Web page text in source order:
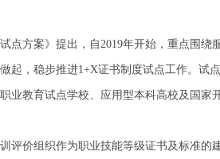
方案》提出，自2019年开始，重点围绕
起，稳步推进1+X证书制度试点工作。试
业教育试点学校、应用型本科高校及国家
价组织作为职业技能等级证书及标准的